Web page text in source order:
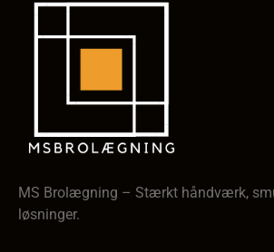
MS Brolægning – Stærkt håndværk,
løsninger.